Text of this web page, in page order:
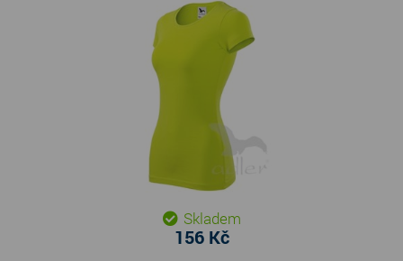
Skladem
156 Kč